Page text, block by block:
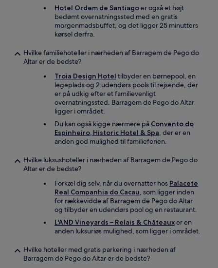
Hotel Ordem de Santiagoer også et højt
bedømt overnatningssted med en gratis
morgenmadsbuffet, og det ligger 25 minutters
kørsel derfra.
Hvilke familiehoteller i nærheden af Barragem de Pego do
Altar er de bedste?
Troia Design Hotel tilbyder en børnepool, en
legeplads og 2 udendørs pools til rejsende, der
er på udkig efter et familievenligt
overnatningssted. Barragem de Pego do Altar
ligger i området.
Du kan også kigge nærmere på Convento do
Espinheiro, Historic Hotel & Spa, der er en
anden god mulighed til familieferien.
Hvilke luksushoteller i nærheden af Barragem de Pego do
Altar er de bedste?
Forkæl dig selv, når du overnatter hos Palacete
Real Companhia do Cacau, som ligger inden
for rækkevidde af Barragem de Pego do Altar
og tilbyder en udendørs pool og en restaurant.
L'AND Vineyards – Relais & Châteauxer en
anden luksuriøs mulighed, som ligger i området.
Hvilke hoteller med gratis parkering i nærheden af
Barragem de Pego do Altar er de bedste?